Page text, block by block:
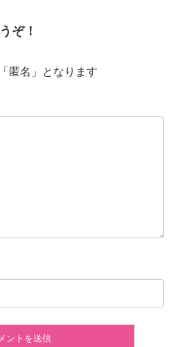
ぞ！
匿名」となります